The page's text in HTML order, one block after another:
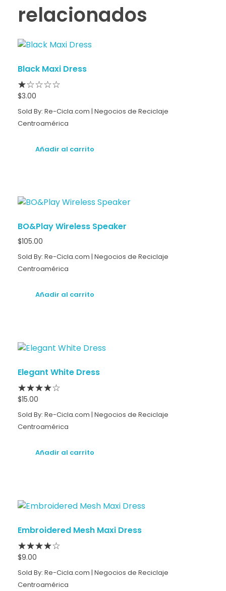
relacionados
Black Maxi Dress
$3.00
Sold By: Re-Cicla.com | Negocios de Reciclaje
Centroamérica
Añadir al carrito
BO&Play Wireless Speaker
$105.00
Sold By: Re-Cicla.com | Negocios de Reciclaje
Centroamérica
Añadir al carrito
Elegant White Dress
$15.00
Sold By: Re-Cicla.com | Negocios de Reciclaje
Centroamérica
Añadir al carrito
Embroidered Mesh Maxi Dress
$9.00
Sold By: Re-Cicla.com | Negocios de Reciclaje
Centroamérica